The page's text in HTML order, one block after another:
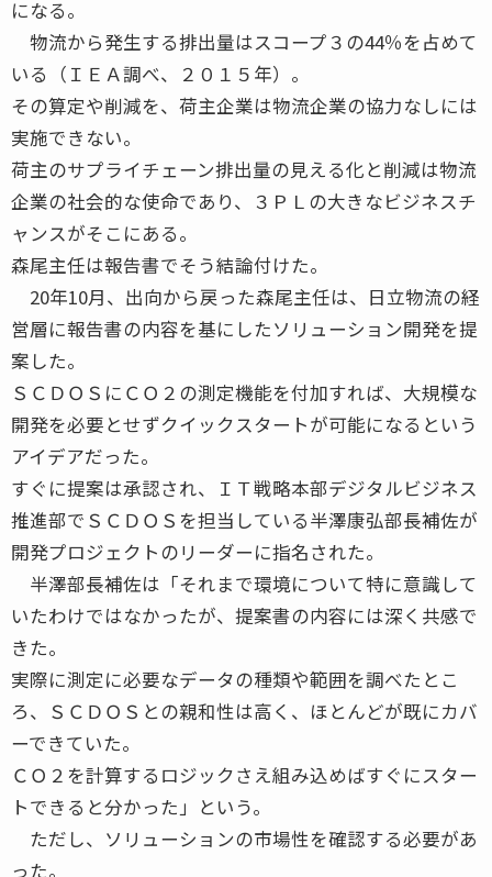
になる。
物流から発生する排出量はスコープ３の44％を占めて
いる（ＩＥＡ調べ、２０１５年）。
その算定や削減を、荷主企業は物流企業の協力なしには
実施できない。
荷主のサプライチェーン排出量の見える化と削減は物流
企業の社会的な使命であり、３ＰＬの大きなビジネスチ
ャンスがそこにある。
森尾主任は報告書でそう結論付けた。
20年10月、出向から戻った森尾主任は、日立物流の経
営層に報告書の内容を基にしたソリューション開発を提
案した。
ＳＣＤＯＳにＣＯ２の測定機能を付加すれば、大規模な
開発を必要とせずクイックスタートが可能になるという
アイデアだった。
すぐに提案は承認され、ＩＴ戦略本部デジタルビジネス
推進部でＳＣＤＯＳを担当している半澤康弘部長補佐が
開発プロジェクトのリーダーに指名された。
半澤部長補佐は「それまで環境について特に意識して
いたわけではなかったが、提案書の内容には深く共感で
きた。
実際に測定に必要なデータの種類や範囲を調べたとこ
ろ、ＳＣＤＯＳとの親和性は高く、ほとんどが既にカバ
ーできていた。
ＣＯ２を計算するロジックさえ組み込めばすぐにスター
トできると分かった」という。
ただし、ソリューションの市場性を確認する必要があ
った。